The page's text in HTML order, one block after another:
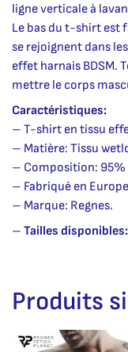
ligne verticale à
Le bas du t-shirt est
se rejoignent dans
effet harnais BDSM.
mettre le corps
Caractéristiques:
– T-shirt en tissu
– Matière: Tissu
– Composition: 95%
– Fabriqué en
– Marque: Regnes.
– Tailles disponibles:
Produits